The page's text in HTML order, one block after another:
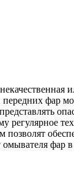
фар
регулярное
позволят
фар в